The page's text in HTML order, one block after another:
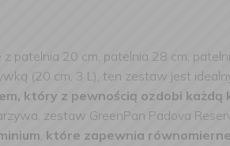
patelnia 20 cm, patelnia 28 cm,
(20 cm, 3 L), ten zestaw jest
który z pewnością ozdobi każdą
zestaw GreenPan Padova
, które zapewnia równomierne